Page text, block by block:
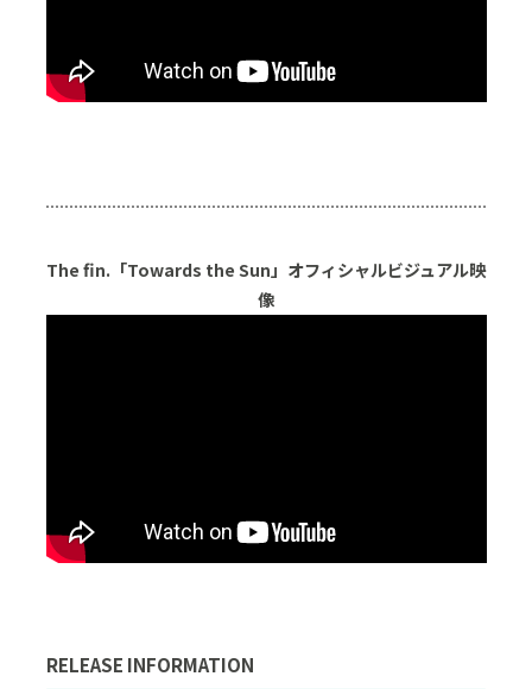
The fin.「Towards the Sun」オフィシャルビジュアル映
像
RELEASE INFORMATION